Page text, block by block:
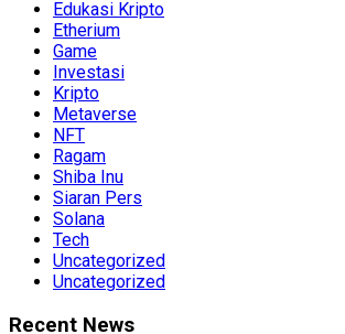
Edukasi Kripto
Etherium
Game
Investasi
Kripto
Metaverse
NFT
Ragam
Shiba Inu
Siaran Pers
Solana
Tech
Uncategorized
Uncategorized
Recent News